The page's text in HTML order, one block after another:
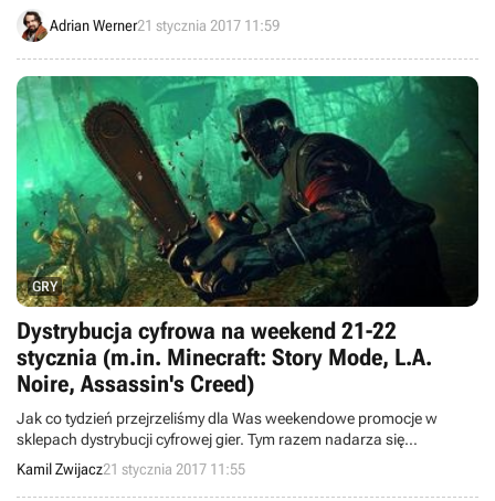
widywanych w tej kategorii elementów, takich jak hodowanie
stworków i wykorzystywanie ich do walk, jak również opcja
Adrian Werner21 stycznia 2017 11:59
GRY
Dystrybucja cyfrowa na weekend 21-22
stycznia (m.in. Minecraft: Story Mode, L.A.
Noire, Assassin's Creed)
Jak co tydzień przejrzeliśmy dla Was weekendowe promocje w
sklepach dystrybucji cyfrowej gier. Tym razem nadarza się
sposobność, aby w atrakcyjnych cenach kupić takie produkcje jak
Naruto Shippuden: Ultimate Ninja Storm 4, L.A. Noire: The Complete
Kamil Zwijacz21 stycznia 2017 11:55